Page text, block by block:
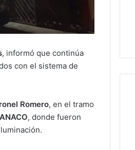
, informó que continúa
con el sistema de
Romero, en el tramo
, donde fueron